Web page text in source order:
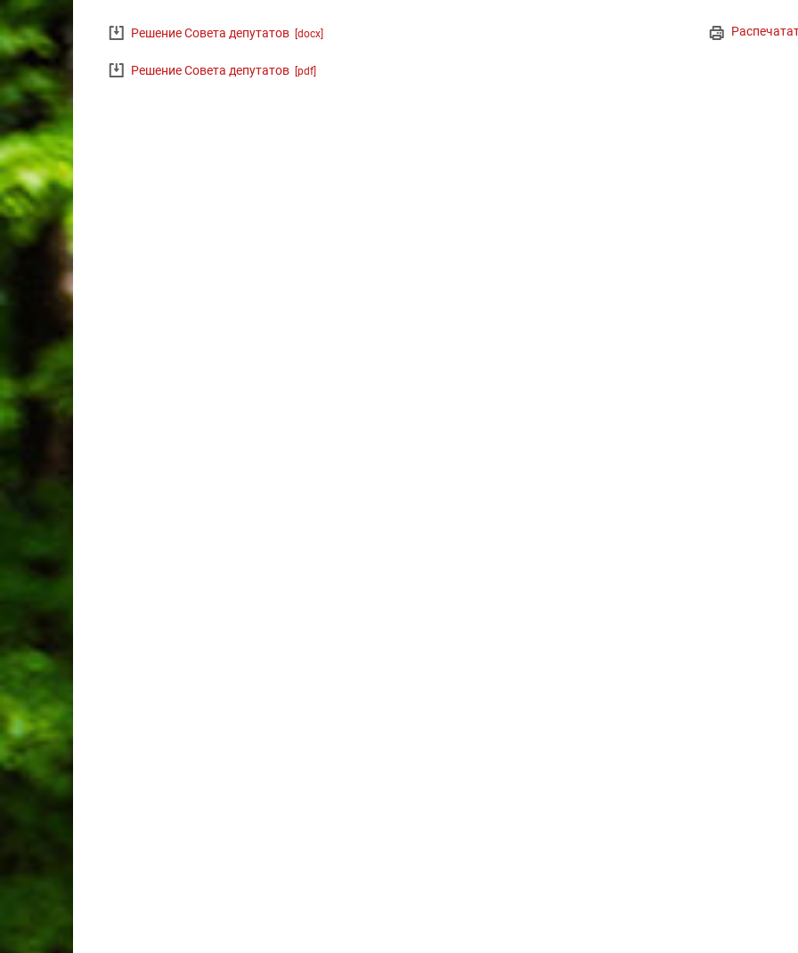
Решение Совета депутатов [docx]
Решение Совета депутатов [pdf]